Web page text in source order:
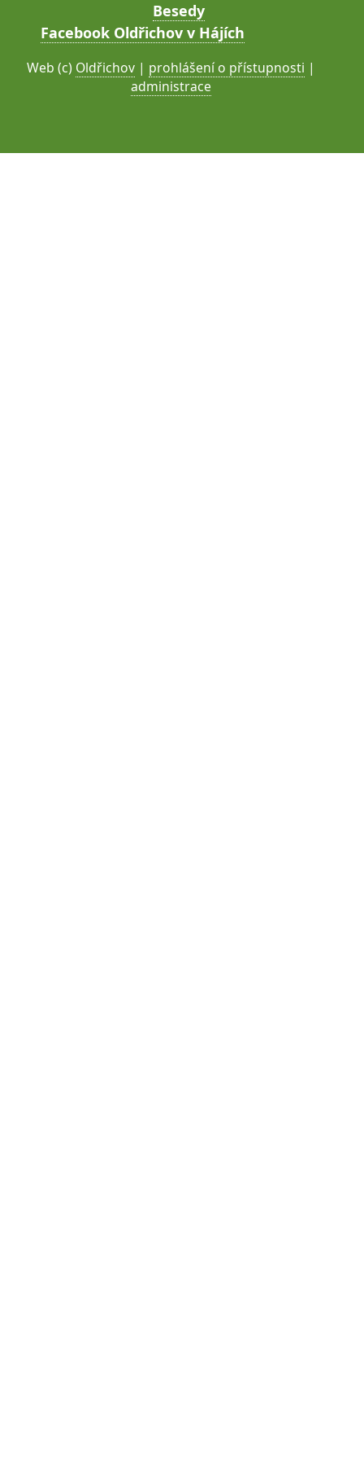
Besedy
Facebook Oldřichov v Hájích
Web (c) Oldřichov | prohlášení o přístupnosti |
administrace